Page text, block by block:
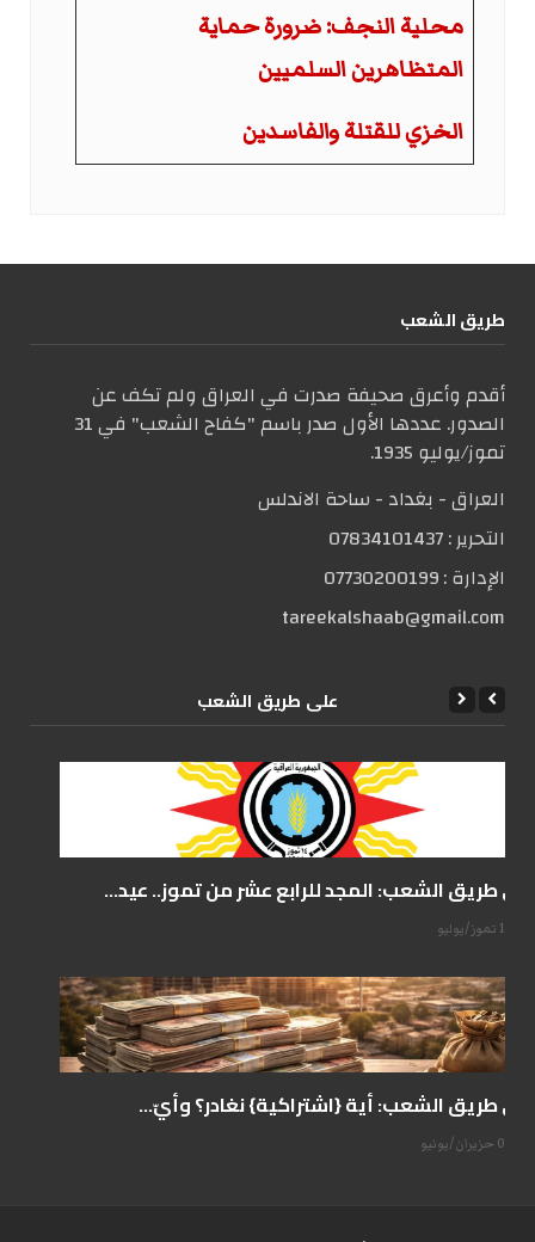
محلية النجف: ضرورة حماية
المتظاهرين السلميين
الخزي للقتلة والفاسدين
طریق الشعب
أقدم وأعرق صحيفة صدرت في العراق ولم تكف عن
الصدور. عددها الأول صدر باسم "كفاح الشعب" في 31
تموز/يوليو 1935.
العراق - بغداد - ساحة الاندلس
التحریر :07834101437
الإدارة :07730200199
tareekalshaab@gmail.com
علی طریق الشعب
على طريق الشعب: المجد للرابع عشر من تموز.. عيد...
14 تموز/يوليو
على طريق الشعب: أية {اشتراكية} نغادر؟ وأيّ...
07 حزيران/يونيو